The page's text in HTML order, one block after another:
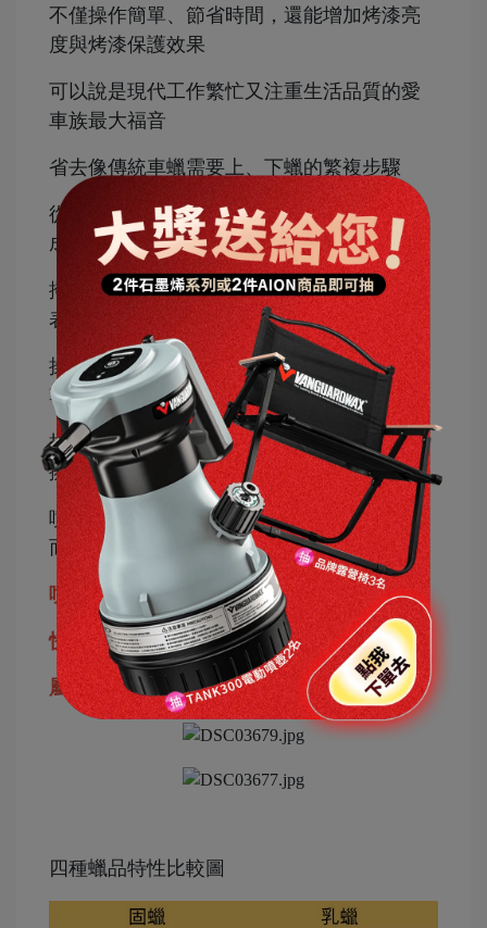
不僅操作簡單、節省時間，還能增加烤漆亮
度與烤漆保護效果
可以說是現代工作繁忙又注重生活品質的愛
車族最大福音
省去像傳統車蠟需要上、下蠟的繁複步驟
從洗車開始到噴蠟結束只需15分鐘就能完
成，使用起來輕鬆不費力
撥水性、光澤度與保護效果都有水準以上的
表現
操作簡單快速又方便，只要全車洗乾淨並擦
乾
把噴蠟直接噴在車身或超細纖維布上，直接
擦到呈鏡面效果即可
噴蠟層也不會因為平常下雨或洗車的影響，
而使撥水效果和持久性衰退
噴蠟缺點：消耗較快，使用頻率高
快速好上手，上蠟下蠟快速方便
屬於新手友善的蠟品
四種蠟品特性比較圖